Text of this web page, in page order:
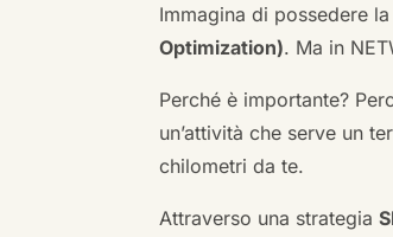
Immagina di possedere
Optimization). Ma in
Perché è importante?
un’attività che serve un
chilometri da te.
Attraverso una strategia